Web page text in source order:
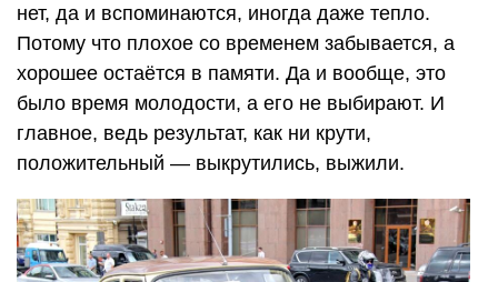
нет, да и вспоминаются, иногда даже тепло.
Потому что плохое со временем забывается, а
хорошее остаётся в памяти. Да и вообще, это
было время молодости, а его не выбирают. И
главное, ведь результат, как ни крути,
положительный — выкрутились, выжили.